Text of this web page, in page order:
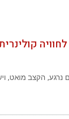
נרגע, הקצב מואט,